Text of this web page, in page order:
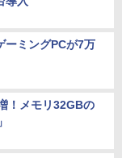
ーミングPCが7万
！メモリ32GBの